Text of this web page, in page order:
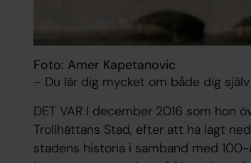
Foto: Amer Kapetanovic
– Du lär dig mycket om både dig
DET VAR I december 2016 som hon
Trollhättans Stad, efter att ha lagt
stadens historia i samband med